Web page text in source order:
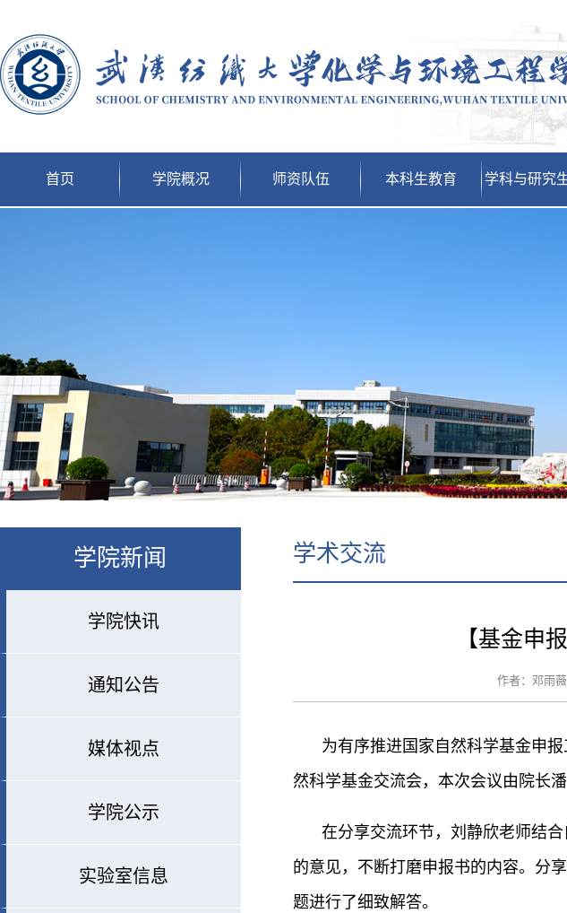
首页 学院概况 师资队伍 本科生教育 学科与研究
学院新闻
学院快讯
通知公告
媒体视点
学院公示
实验室信息
学术交流
【基金申
作者：邓雨
为有序推进国家自然科学基金申报
然科学基金交流会，本次会议由院长
在分享交流环节，刘静欣老师结
的意见，不断打磨申报书的内容。分
题进行了细致解答。